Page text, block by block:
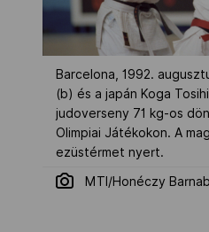
Barcelona, 1992.
(b) és a japán Koga
judoverseny 71 kg-os
Olimpiai Játékokon. A
ezüstérmet nyert.
MTI/Honéczy